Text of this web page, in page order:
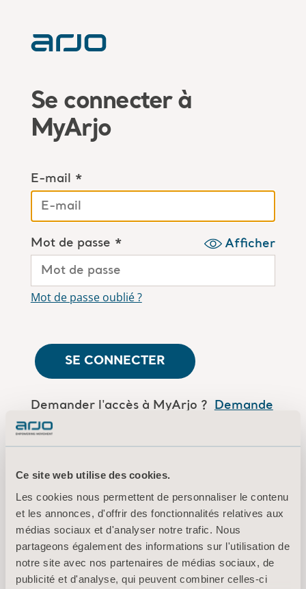
Ce site web utilise des cookies.
Les cookies nous permettent de personnaliser le contenu
et les annonces, d'offrir des fonctionnalités relatives aux
médias sociaux et d'analyser notre trafic. Nous
partageons également des informations sur l'utilisation de
notre site avec nos partenaires de médias sociaux, de
publicité et d'analyse, qui peuvent combiner celles-ci
Se connecter à
MyArjo
E-mail *
Mot de passe * Afficher
Mot de passe oublié ?
SE CONNECTER
Demander l'accès à MyArjo ? Demande
de connexion
Conditions d’utilisation
Politique de confidentialité
Mentions légales
Information sur les cookies